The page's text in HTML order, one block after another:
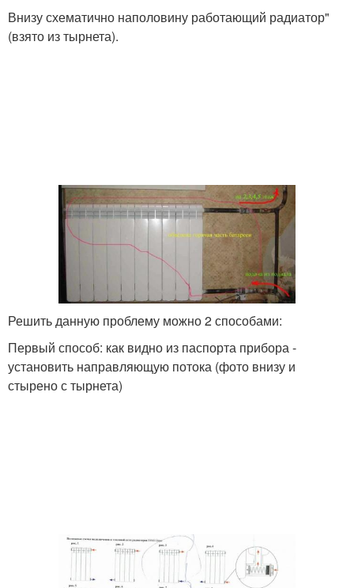
Внизу схематично наполовину работающий радиатор"
(взято из тырнета).
Решить данную проблему можно 2 способами:
Первый способ: как видно из паспорта прибора -
установить направляющую потока (фото внизу и
стырено с тырнета)